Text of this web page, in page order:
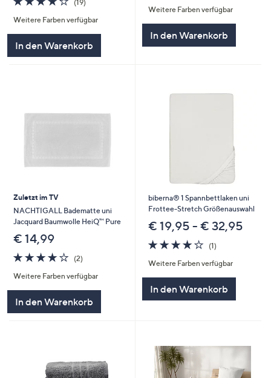
von
5
(19)
Weitere Farben verfügbar
In den Warenkorb
5
Weitere Farben verfügbar
In den Warenkorb
Zuletzt im TV
NACHTIGALL Badematte uni
Jacquard Baumwolle HeiQ™ Pure
€ 14,99
4.0
von
5
(2)2
Weitere Farben verfügbar
In den Warenkorb
biberna® 1 Spannbettlaken uni
Frottee-Stretch Größenauswahl
€ 19,95 - € 32,95
4.0
von
5
(1)1
Weitere Farben verfügbar
In den Warenkorb